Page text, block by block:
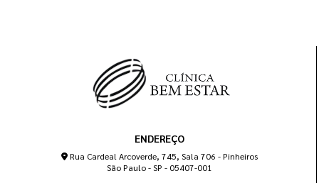
ENDEREÇO
Rua Cardeal Arcoverde, 745, Sala 706 - Pinheiros
São Paulo - SP - 05407-001